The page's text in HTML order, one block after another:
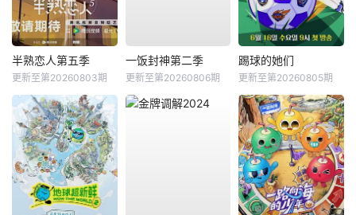
半熟恋人第五季
更新至第20260803期
一饭封神第二季
更新至第20260806期
踢球的她们
更新至第20260805期